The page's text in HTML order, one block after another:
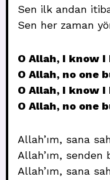
Sen ilk andan
Sen her zaman
O Allah, I know I
O Allah, no one
O Allah, I know I
O Allah, no one
Allah’ım, sana
Allah’ım, senden
Allah’ım, sana